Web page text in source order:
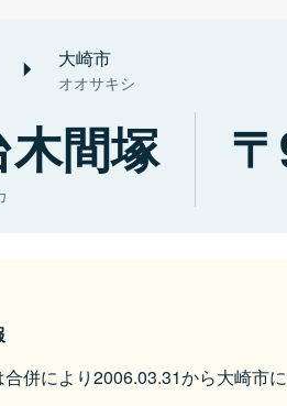
大崎市
オオサキシ
間塚
併により2006.03.31から大崎市